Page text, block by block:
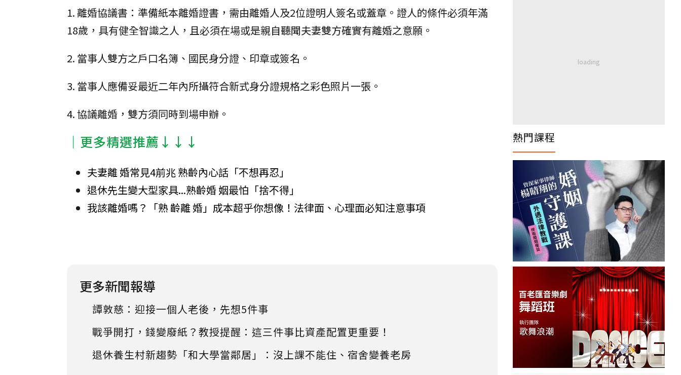
1. 離婚協議書：準備紙本離婚證書，需由離婚人及2位證明人簽名或蓋章。證人的條件必須年滿
18歲，具有健全智識之人，且必須在場或是親自聽聞夫妻雙方確實有離婚之意願。
2. 當事人雙方之戶口名簿、國民身分證、印章或簽名。
3. 當事人應備妥最近二年內所攝符合新式身分證規格之彩色照片一張。
4. 協議離婚，雙方須同時到場申辦。
│更多精選推薦↓↓↓
夫妻離 婚常見4前兆 熟齡內心話「不想再忍」
退休先生變大型家具...熟齡婚 姻最怕「捨不得」
我該離婚嗎？「熟 齡離 婚」成本超乎你想像！法律面、心理面必知注意事項
更多新聞報導
譚敦慈：迎接一個人老後，先想5件事
戰爭開打，錢變廢紙？教授提醒：這三件事比資產配置更重要！
退休養生村新趨勢「和大學當鄰居」：沒上課不能住、宿舍變養老房
熱門課程